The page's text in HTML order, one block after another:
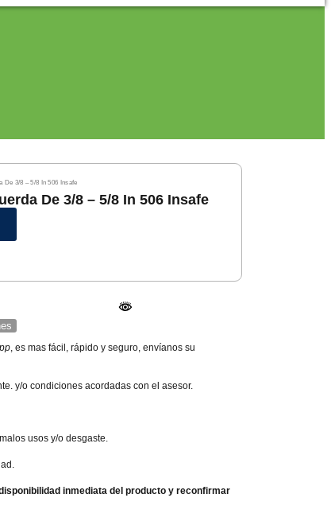
De 3/8 – 5/8 In 506 Insafe
De 3/8 – 5/8 In 506 Insafe
, es mas fácil, rápido y seguro, envíanos su
y/o condiciones acordadas con el asesor.
usos y/o desgaste.
inmediata del producto y reconfirmar